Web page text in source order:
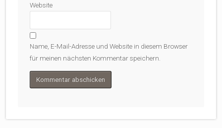
Website
Name, E-Mail-Adresse und Website in diesem Browser
für meinen nächsten Kommentar speichern.